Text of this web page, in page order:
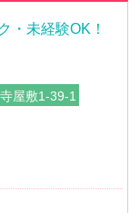
未経験OK！
屋敷1-39-1